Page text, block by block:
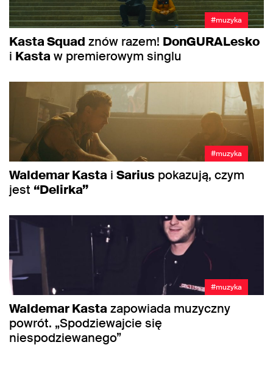
#muzyka
Kasta Squad znów razem! DonGURALesko
i Kastaw premierowym singlu
#muzyka
Waldemar Kasta i Sarius pokazują, czym
jest “Delirka”
#muzyka
Waldemar Kastazapowiada muzyczny
powrót. „Spodziewajcie się
niespodziewanego”